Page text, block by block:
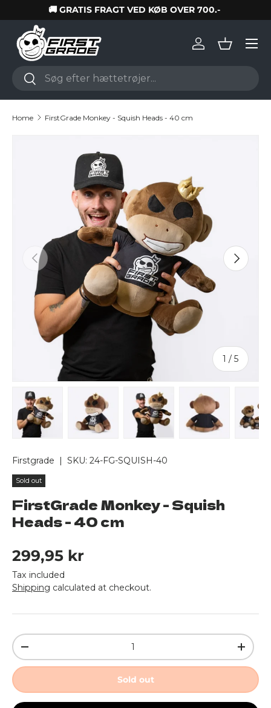
Skip to content
🔄 100 dages ombytning
Search
Search
Log inBasket
Home FirstGrade Monkey - Squish Heads - 40 cm
Skip to product information
Previous
1 / of
5
Next
Firstgrade | SKU: 24-FG-SQUISH-40
Sold out
FirstGrade Monkey - Squish
Heads - 40 cm
Regular price
299,95 kr
Tax included
Shipping calculated at checkout.
Qty
Decrease quantity
Sold out